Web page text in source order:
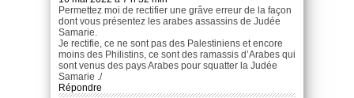
Permettez moi de rectifier une grâve erreur de la façon
dont vous présentez les arabes assassins de Judée
Samarie.
Je rectifie, ce ne sont pas des Palestiniens et encore
moins des Philistins, ce sont des ramassis d’Arabes qui
sont venus des pays Arabes pour squatter la Judée
Samarie ./
Répondre